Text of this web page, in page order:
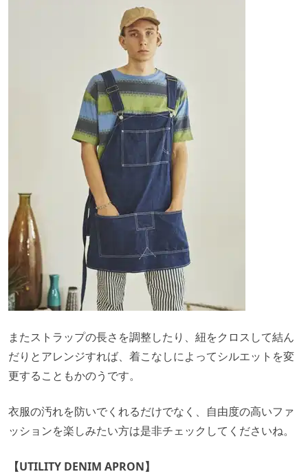
またストラップの長さを調整したり、紐をクロスして結ん
だりとアレンジすれば、着こなしによってシルエットを変
更することもかのうです。
衣服の汚れを防いでくれるだけでなく、自由度の高いファ
ッションを楽しみたい方は是非チェックしてくださいね。
【UTILITY DENIM APRON】